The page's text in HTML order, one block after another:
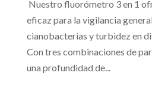
Nuestro fluorómetro 3 en 1
eficaz para la vigilancia
cianobacterias y turbidez en
Con tres combinaciones de
una profundidad de...